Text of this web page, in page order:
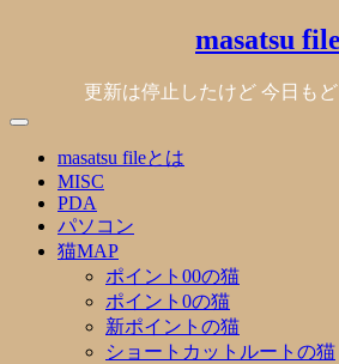
masatsu file
更新は停止したけど 今日も
masatsu fileとは
MISC
PDA
パソコン
猫MAP
ポイント00の猫
ポイント0の猫
新ポイントの猫
ショートカットルートの猫